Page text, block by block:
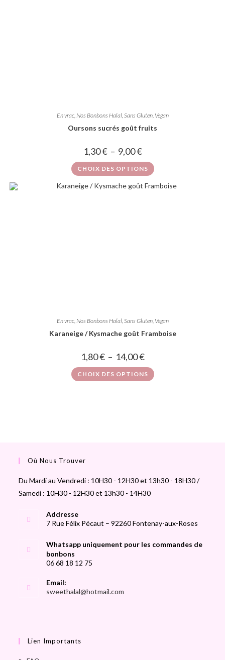
En vrac,Nos Bonbons Halal, Sans Gluten, Vegan
Oursons sucrés goût fruits
1,30€ – 9,00€
CHOIX DES OPTIONS
En vrac, Nos Bonbons Halal, Sans Gluten, Vegan
Karaneige / Kysmache goût Framboise
1,80€ – 14,00€
CHOIX DES OPTIONS
Où Nous Trouver
Du Mardi au Vendredi : 10H30 - 12H30 et 13h30 - 18H30 /
Samedi : 10H30 - 12H30 et 13h30 - 14H30
Addresse
7 Rue Félix Pécaut – 92260 Fontenay-aux-Roses
Whatsapp uniquement pour les commandes de
bonbons
06 68 18 12 75
Email:
sweethalal@hotmail.com
Lien Importants